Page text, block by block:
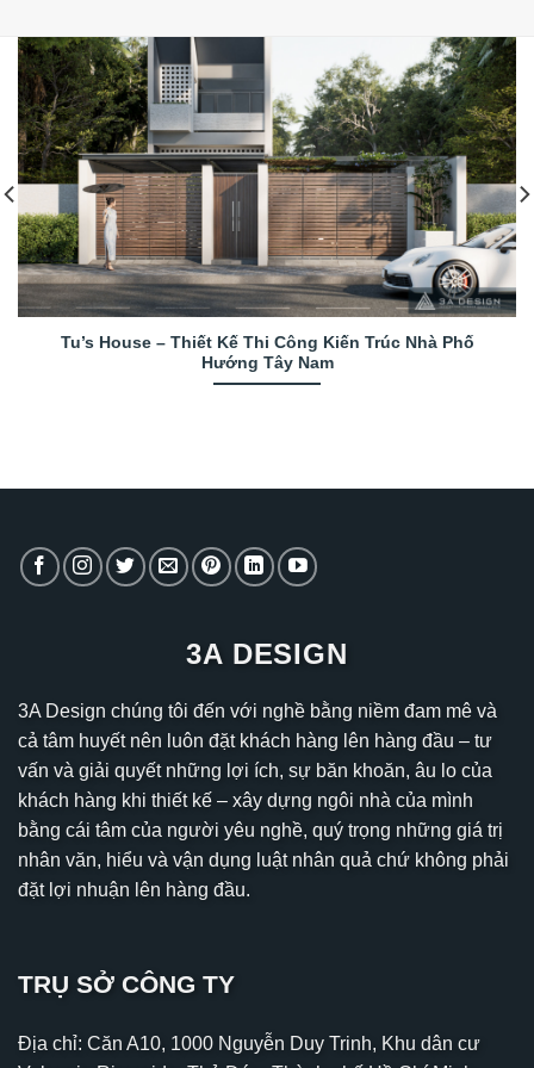
Tu’s House – Thiết Kế Thi Công Kiến Trúc Nhà Phố
Hướng Tây Nam
3A DESIGN
3A Design chúng tôi đến với nghề bằng niềm đam mê và
cả tâm huyết nên luôn đặt khách hàng lên hàng đầu – tư
vấn và giải quyết những lợi ích, sự băn khoăn, âu lo của
khách hàng khi thiết kế – xây dựng ngôi nhà của mình
bằng cái tâm của người yêu nghề, quý trọng những giá trị
nhân văn, hiểu và vận dụng luật nhân quả chứ không phải
đặt lợi nhuận lên hàng đầu.
TRỤ SỞ CÔNG TY
Địa chỉ: Căn A10, 1000 Nguyễn Duy Trinh, Khu dân cư